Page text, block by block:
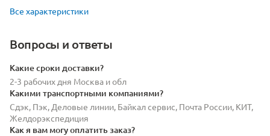
Все характеристики
Вопросы и ответы
Какие сроки доставки?
2-3 рабочих дня Москва и обл
Какими транспортными компаниями?
Сдэк, Пэк, Деловые линии, Байкал сервис, Почта России, КИТ,
Желдорэкспедиция
Как я вам могу оплатить заказ?